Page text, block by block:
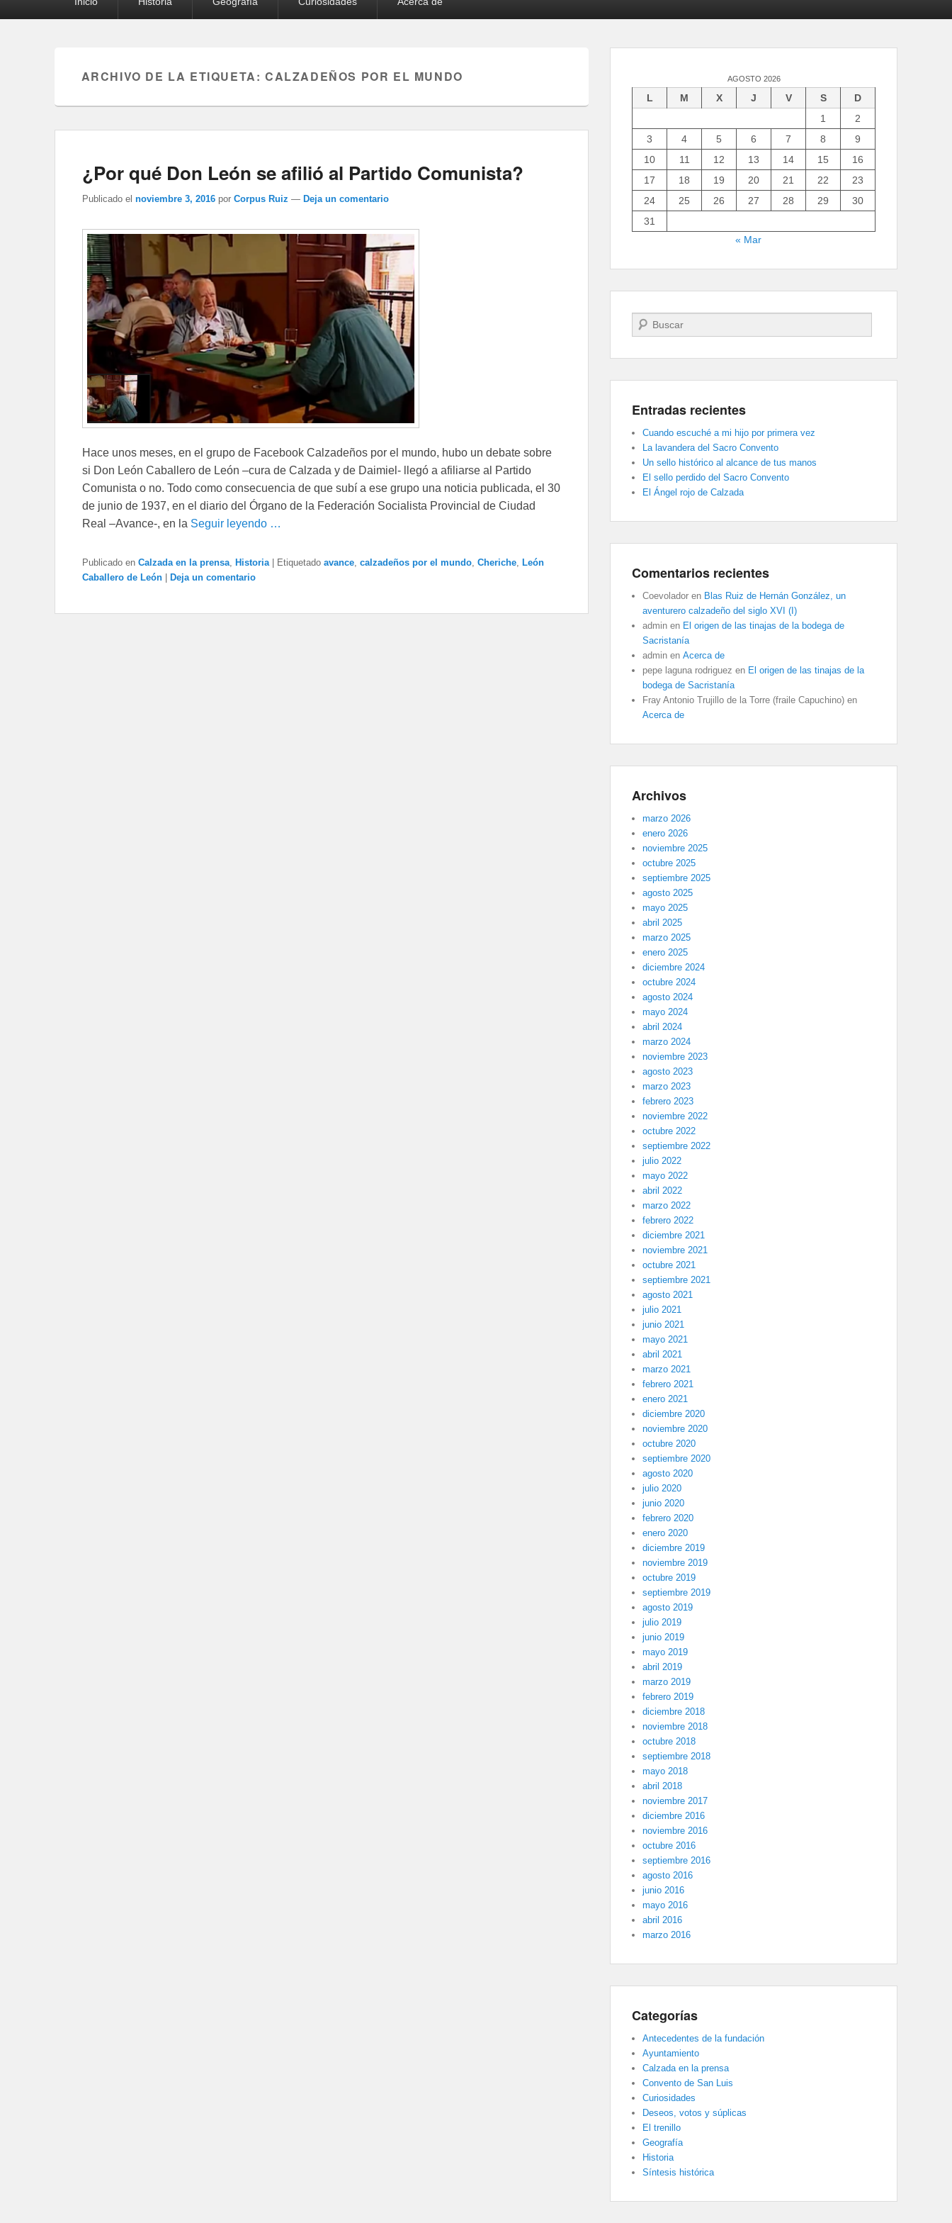
ARCHIVO DE LA ETIQUETA:CALZADEÑOS POR EL MUNDO
¿Por qué Don León se afilió al Partido Comunista?
Publicado el noviembre 3, 2016 por Corpus Ruiz — Deja un comentario
Hace unos meses, en el grupo de Facebook Calzadeños por el mundo, hubo un debate sobre
si Don León Caballero de León –cura de Calzada y de Daimiel- llegó a afiliarse al Partido
Comunista o no. Todo como consecuencia de que subí a ese grupo una noticia publicada, el 30
de junio de 1937, en el diario del Órgano de la Federación Socialista Provincial de Ciudad
Real –Avance-, en la Seguir leyendo …
Publicado en Calzada en la prensa, Historia Etiquetado avance, calzadeños por el mundo, Cheriche, León
Caballero de León
Deja un comentario
AGOSTO 2026
L M X J V S
D
1
2
3
4 5 6 7 8
9
10
11 12 13 14 15
16
17
18 19 20 21 22
23
24
25 26 27 28 29
30
31
« Mar
Buscar
Entradas recientes
Cuando escuché a mi hijo por primera vez
La lavandera del Sacro Convento
Un sello histórico al alcance de tus manos
El sello perdido del Sacro Convento
El Ángel rojo de Calzada
Comentarios recientes
Coevolador en Blas Ruiz de Hernán González, un
aventurero calzadeño del siglo XVI (I)
admin en El origen de las tinajas de la bodega de
Sacristanía
admin en Acerca de
pepe laguna rodriguez en El origen de las tinajas de la
bodega de Sacristanía
Fray Antonio Trujillo de la Torre (fraile Capuchino) en
Acerca de
Archivos
marzo 2026
enero 2026
noviembre 2025
octubre 2025
septiembre 2025
agosto 2025
mayo 2025
abril 2025
marzo 2025
enero 2025
diciembre 2024
octubre 2024
agosto 2024
mayo 2024
abril 2024
marzo 2024
noviembre 2023
agosto 2023
marzo 2023
febrero 2023
noviembre 2022
octubre 2022
septiembre 2022
julio 2022
mayo 2022
abril 2022
marzo 2022
febrero 2022
diciembre 2021
noviembre 2021
octubre 2021
septiembre 2021
agosto 2021
julio 2021
junio 2021
mayo 2021
abril 2021
marzo 2021
febrero 2021
enero 2021
diciembre 2020
noviembre 2020
octubre 2020
septiembre 2020
agosto 2020
julio 2020
junio 2020
febrero 2020
enero 2020
diciembre 2019
noviembre 2019
octubre 2019
septiembre 2019
agosto 2019
julio 2019
junio 2019
mayo 2019
abril 2019
marzo 2019
febrero 2019
diciembre 2018
noviembre 2018
octubre 2018
septiembre 2018
mayo 2018
abril 2018
noviembre 2017
diciembre 2016
noviembre 2016
octubre 2016
septiembre 2016
agosto 2016
junio 2016
mayo 2016
abril 2016
marzo 2016
Categorías
Antecedentes de la fundación
Ayuntamiento
Calzada en la prensa
Convento de San Luis
Curiosidades
Deseos, votos y súplicas
El trenillo
Geografía
Historia
Síntesis histórica